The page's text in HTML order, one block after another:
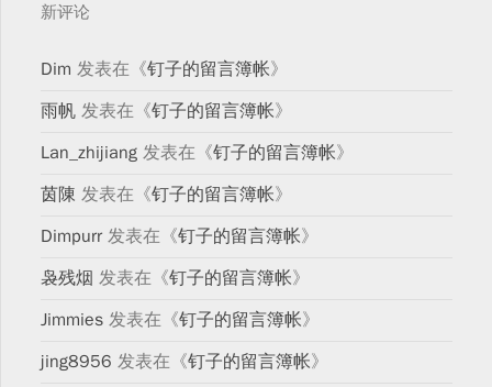
新评论
Dim 发表在《钉子的留言簿帐》
雨帆 发表在《钉子的留言簿帐》
Lan_zhijiang 发表在《钉子的留言簿帐》
茵陳 发表在《钉子的留言簿帐》
Dimpurr发表在《钉子的留言簿帐》
袅残烟 发表在《钉子的留言簿帐》
Jimmies 发表在《钉子的留言簿帐》
jing8956 发表在《钉子的留言簿帐》